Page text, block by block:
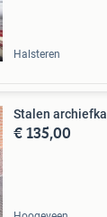
Halsteren
Stalen
€ 135,00